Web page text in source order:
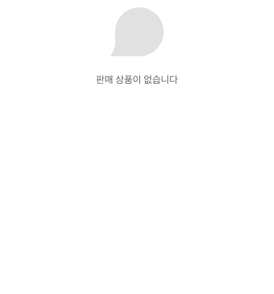
판매 상품이 없습니다